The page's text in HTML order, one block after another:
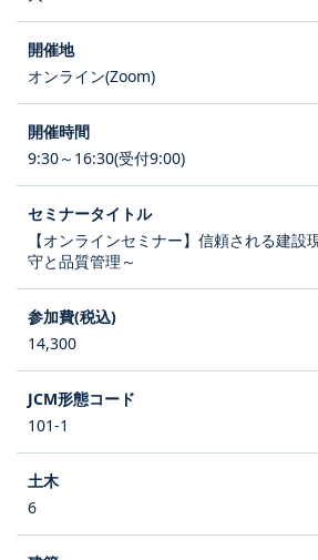
オンライン(Zoom)
9:30～16:30(受付9:00)
【オンラインセミナー】信頼される建設
守と品質管理～
14,300
101-1
6